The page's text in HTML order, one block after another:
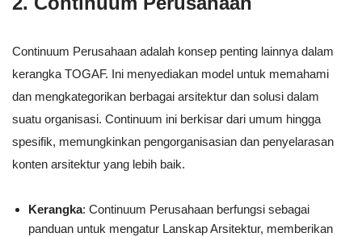
Continuum Perusahaan adalah konsep penting lainnya dalam
kerangka TOGAF. Ini menyediakan model untuk memahami
dan mengkategorikan berbagai arsitektur dan solusi dalam
suatu organisasi. Continuum ini berkisar dari umum hingga
spesifik, memungkinkan pengorganisasian dan penyelarasan
konten arsitektur yang lebih baik.
Kerangka: Continuum Perusahaan berfungsi sebagai
panduan untuk mengatur Lanskap Arsitektur, memberikan